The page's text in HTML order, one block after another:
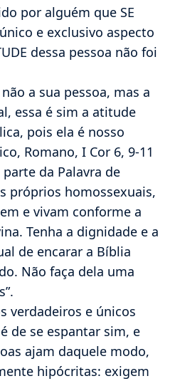
por alguém que SE
e exclusivo aspecto
dessa pessoa não foi
a sua pessoa, mas a
essa é sim a atitude
pois ela é nosso
Romano, I Cor 6, 9-11
da Palavra de
próprios homossexuais,
e vivam conforme a
Tenha a dignidade e a
de encarar a Bíblia
Não faça dela uma
verdadeiros e únicos
de se espantar sim, e
ajam daquele modo,
hipócritas: exigem